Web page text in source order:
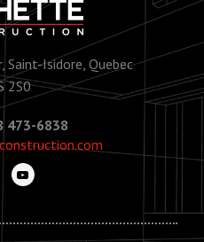
Saint-Isidore, Quebec
2S0
473-6838